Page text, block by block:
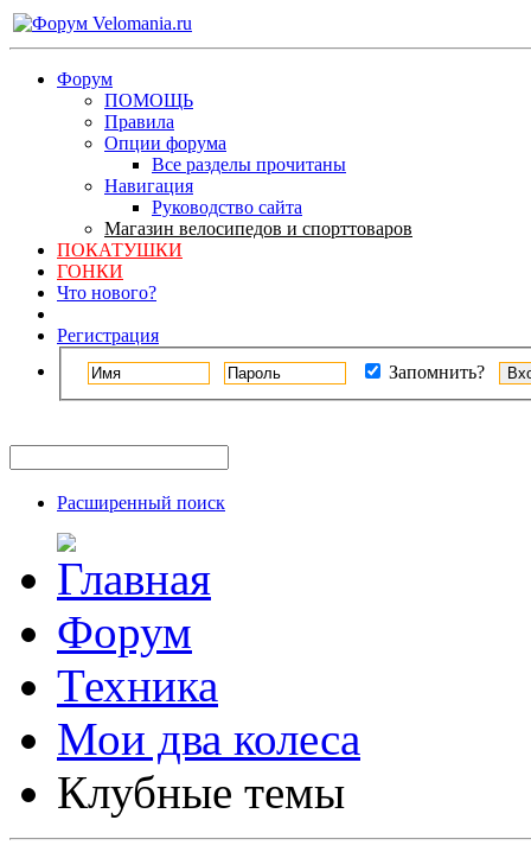
Форум
ПОМОЩЬ
Правила
Опции форума
Все разделы прочитаны
Навигация
Руководство сайта
Магазин велосипедов и спорттоваров
ПОКАТУШКИ
ГОНКИ
Что нового?
Регистрация
Запомнить?
Расширенный поиск
Форум
Техника
Мои два колеса
Клубные темы